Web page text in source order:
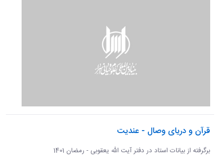
قرآن و دریای وصال - عندیت
برگرفته از بیانات استاد در دفتر آیت الله یعقوبی - رمضان 1401